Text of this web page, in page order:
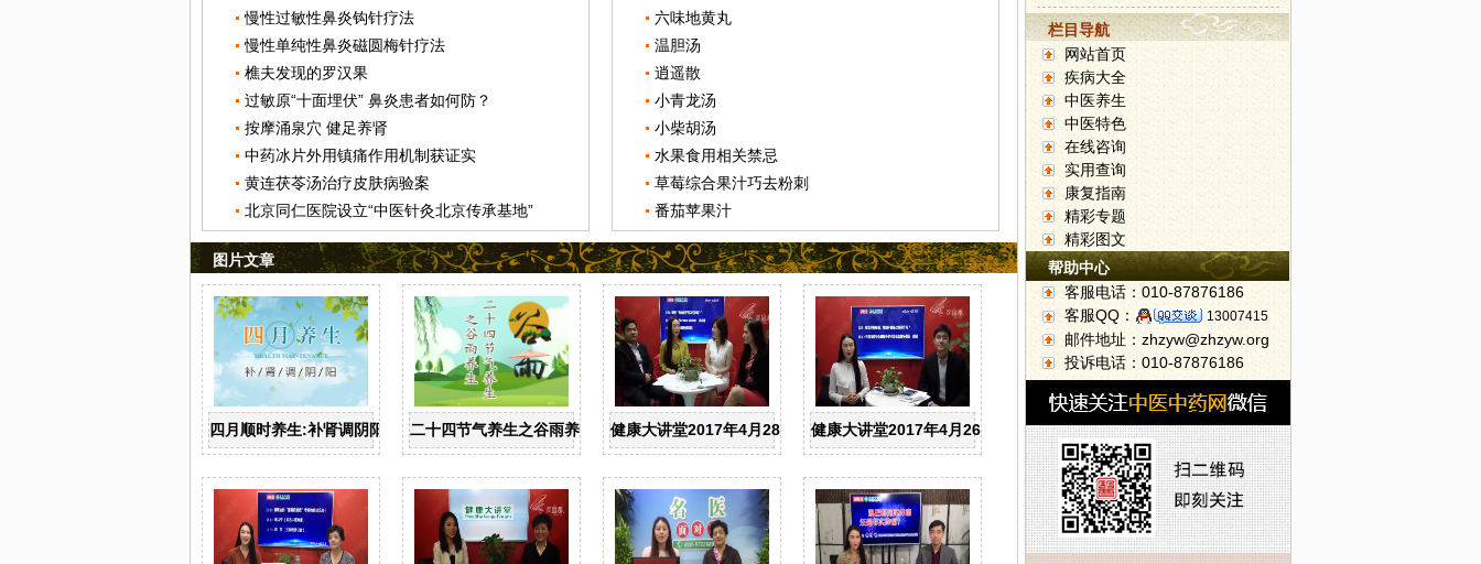
慢性过敏性鼻炎钩针疗法
慢性单纯性鼻炎磁圆梅针疗法
樵夫发现的罗汉果
过敏原“十面埋伏” 鼻炎患者如何防？
按摩涌泉穴 健足养肾
中药冰片外用镇痛作用机制获证实
黄连茯苓汤治疗皮肤病验案
北京同仁医院设立“中医针灸北京传承基地”
六味地黄丸
温胆汤
逍遥散
小青龙汤
小柴胡汤
水果食用相关禁忌
草莓综合果汁巧去粉刺
番茄苹果汁
图片文章
四月顺时养生:补肾调阴阳 二十四节气养生之谷雨养生 健康大讲堂2017年4月28日：高龄产妇健康二孩梦如何实现？
健康大讲堂2017年4月26日：胡堃大夫--深度解析“癌症早筛”方面的知识信息
栏目导航
网站首页
疾病大全
中医养生
中医特色
在线咨询
实用查询
康复指南
精彩专题
精彩图文
帮助中心
客服电话：010-87876186
客服QQ：
13007415
邮件地址：zhzyw@zhzyw.org
投诉电话：010-87876186